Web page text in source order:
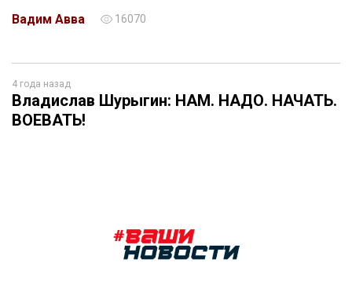
Вадим Авва
16070
4 года назад
Владислав Шурыгин: НАМ. НАДО. НАЧАТЬ.
ВОЕВАТЬ!